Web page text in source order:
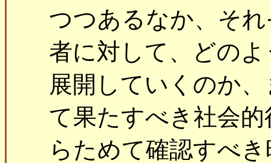
つつあるなか、そ
者に対して、どの
展開していくのか
て果たすべき社会
らためて確認すべ